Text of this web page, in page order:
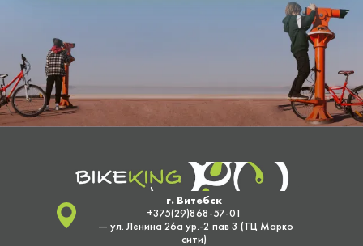
г. Витебск
+375(29)868-57-01
— ул. Ленина 26а ур.-2 пав 3 (ТЦ Марко
сити)